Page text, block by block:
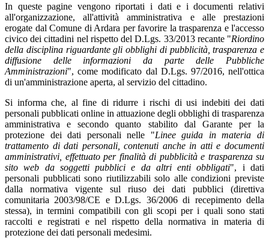
In queste pagine vengono riportati i dati e i documenti relativi
all'organizzazione, all'attività amministrativa e alle prestazioni
erogate dal Comune di Ardara per favorire la trasparenza e l'accesso
civico dei cittadini nel rispetto del D.Lgs. 33/2013 recante "Riordino
della disciplina riguardante gli obblighi di pubblicità, trasparenza e
diffusione delle informazioni da parte delle Pubbliche
Amministrazioni", come modificato dal D.Lgs. 97/2016, nell'ottica
di un'amministrazione aperta, al servizio del cittadino.
Si informa che, al fine di ridurre i rischi di usi indebiti dei dati
personali pubblicati online in attuazione degli obblighi di trasparenza
amministrativa e secondo quanto stabilito dal Garante per la
protezione dei dati personali nelle "Linee guida in materia di
trattamento di dati personali, contenuti anche in atti e documenti
amministrativi, effettuato per finalità di pubblicità e trasparenza su
sito web da soggetti pubblici e da altri enti obbligati", i dati
personali pubblicati sono riutilizzabili solo alle condizioni previste
dalla normativa vigente sul riuso dei dati pubblici (direttiva
comunitaria 2003/98/CE e D.Lgs. 36/2006 di recepimento della
stessa), in termini compatibili con gli scopi per i quali sono stati
raccolti e registrati e nel rispetto della normativa in materia di
protezione dei dati personali medesimi.